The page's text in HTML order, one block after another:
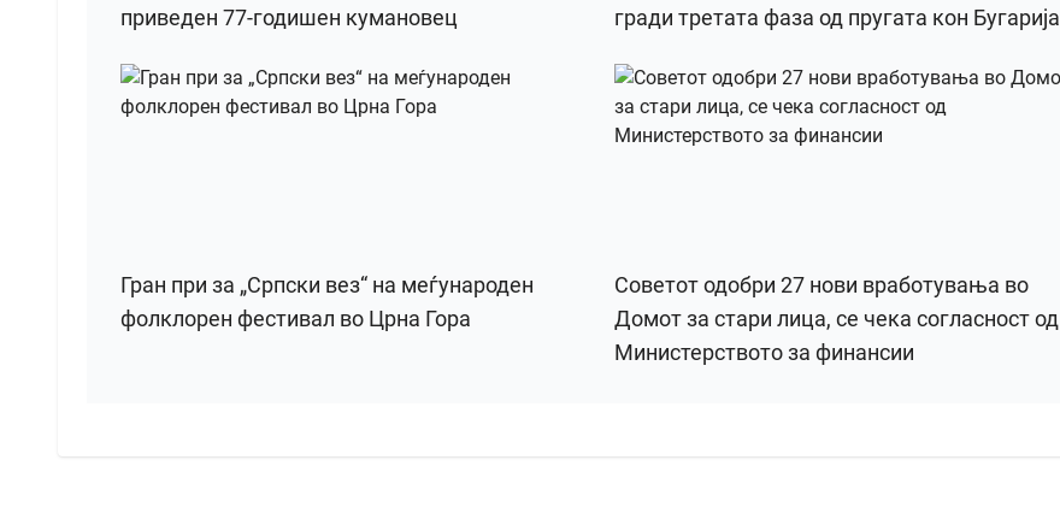
приведен 77-годишен кумановец
гради третата фаза од пругата кон Бугарија
Гран при за „Српски вез“ на меѓународен
фолклорен фестивал во Црна Гора
Советот одобри 27 нови вработувања во
Домот за стари лица, се чека согласност од
Министерството за финансии